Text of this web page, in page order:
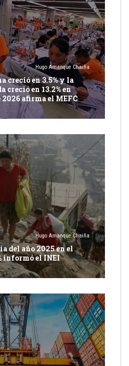
Hugo Amanque Chaiña
creció en 3.5% y la
en 13.2% en
afirma el MEFC
Hugo Amanque Chaiña
del año 2025 en el
informó el INEI